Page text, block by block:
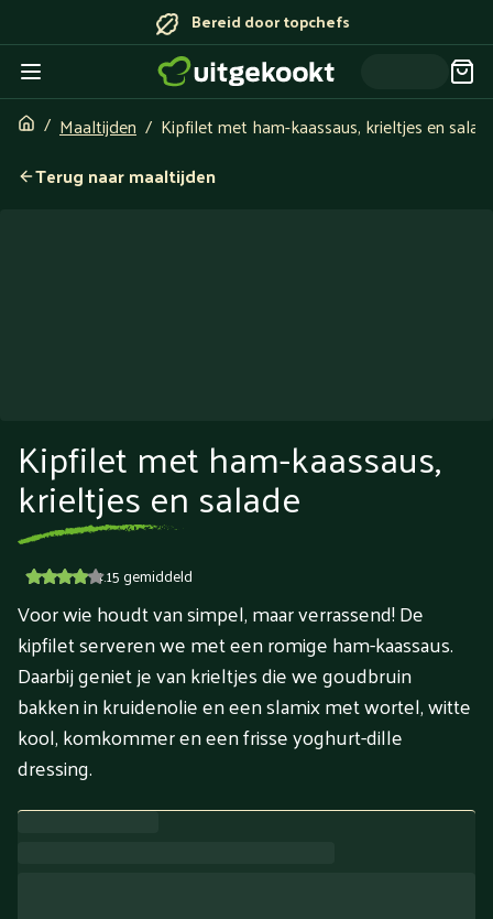
Bereid door topchefs
Maaltijden
Kipfilet met ham-kaassaus, krieltjes en
Terug naar maaltijden
Kipfilet met ham-kaassaus,
krieltjes en salade
4.15gemiddeld
Voor wie houdt van simpel, maar verrassend! De
kipfilet serveren we met een romige ham-kaassaus.
Daarbij geniet je van krieltjes die we goudbruin
bakken in kruidenolie en een slamix met wortel, witte
kool, komkommer en een frisse yoghurt-dille
dressing.